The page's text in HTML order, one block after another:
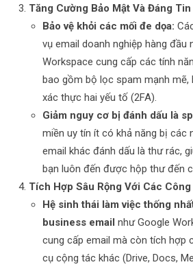
Tăng Cường Bảo Mật Và Đáng Tin
Bảo vệ khỏi các mối đe dọa:
vụ email doanh nghiệp hàng đầu
Workspace cung cấp các tính
bao gồm bộ lọc spam mạnh mẽ,
xác thực hai yếu tố (2FA).
Giảm nguy cơ bị đánh dấu là
miền uy tín ít có khả năng bị các
email khác đánh dấu là thư rác,
bạn luôn đến được hộp thư đến
Tích Hợp Sâu Rộng Với Các Công
Hệ sinh thái làm việc thống
business email như Google
cung cấp email mà còn tích hợp
cụ cộng tác khác (Drive, Docs,